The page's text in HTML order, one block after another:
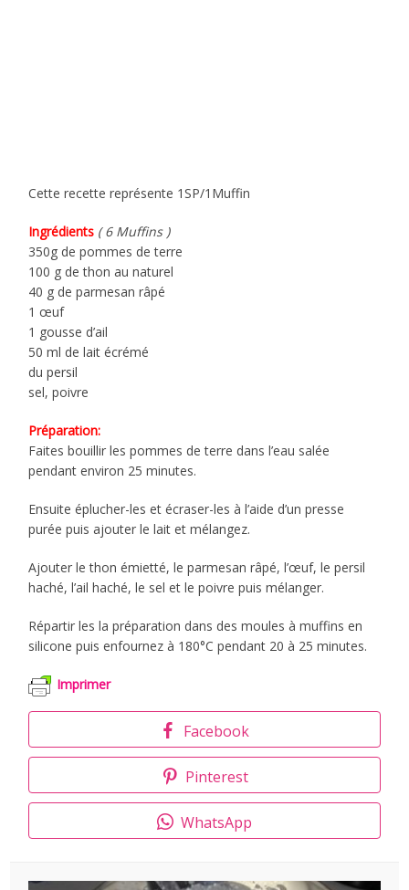
Cette recette représente 1SP/1Muffin
Ingrédients ( 6 Muffins )
350g de pommes de terre
100 g de thon au naturel
40 g de parmesan râpé
1 œuf
1 gousse d’ail
50 ml de lait écrémé
du persil
sel, poivre
Préparation:
Faites bouillir les pommes de terre dans l’eau salée
pendant environ 25 minutes.
Ensuite éplucher-les et écraser-les à l’aide d’un presse
purée puis ajouter le lait et mélangez.
Ajouter le thon émietté, le parmesan râpé, l’œuf, le persil
haché, l’ail haché, le sel et le poivre puis mélanger.
Répartir les la préparation dans des moules à muffins en
silicone puis enfournez à 180°C pendant 20 à 25 minutes.
Imprimer
Facebook
Pinterest
WhatsApp